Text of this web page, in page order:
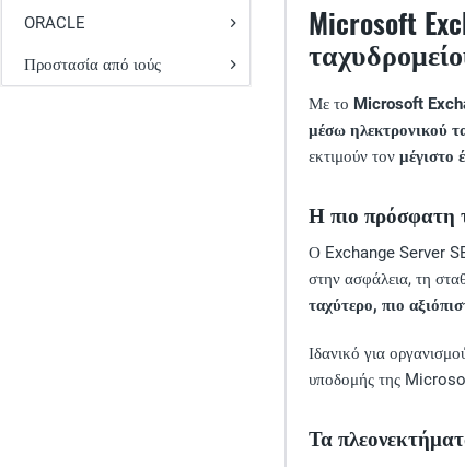
ORACLE
Προστασία από ιούς
Microsoft
Με το Microsoft
μέσω ηλεκτρονικού
εκτιμούν τον μέγιστο
Η πιο πρόσφατη
Ο Exchange Server SE
στην ασφάλεια, τη
ταχύτερο, πιο
Ιδανικό για
υποδομής της
Τα